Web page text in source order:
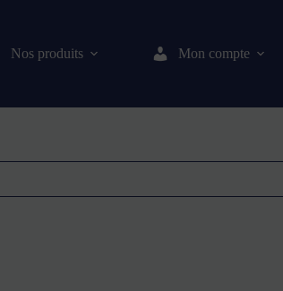
Nos produits Mon compte